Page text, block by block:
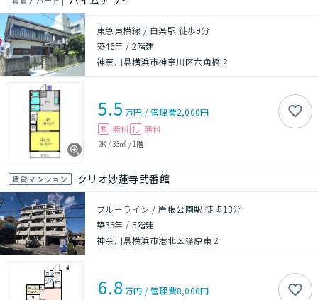
東急東横線 / 白楽駅 徒歩9分
築46年 /2階建
神奈川県横浜市神奈川区六角橋２
5.5 万円 /管理費2,000円
敷 無料 礼 無料
2K /33㎡ / 1階
賃貸マンション クリオ妙蓮寺弐番館
ブルーライン / 岸根公園駅 徒歩13分
築35年 /5階建
神奈川県横浜市港北区篠原東２
6.8万円 /管理費8,000円